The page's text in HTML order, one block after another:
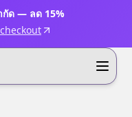
กัด — ลด 15%